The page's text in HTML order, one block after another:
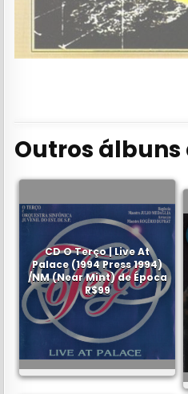
Outros álbuns
CD O Terço | Live At
Palace (1994 Press 1994)
/NM (Near Mint) de Época
R$99